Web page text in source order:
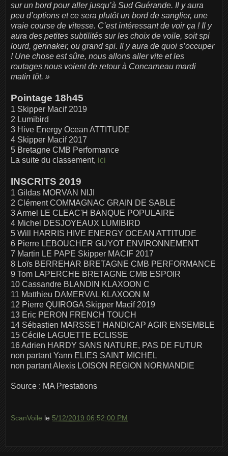
sur un bord pour aller jusqu’à Sud Guérande. Il y aura
peu d’options et ce sera plutôt un bord de sanglier, une
vraie course de vitesse. C’est intéressant de voir ça ! Il y
aura des petites subtilités sur les choix de voile, soit spi
lourd, gennaker, ou grand spi. Il y aura de quoi s’occuper
! Une chose est sûre, nous allons aller vite et les
routages nous voient de retour à Concarneau mardi
matin tôt. »
Pointage 18h45
1 Skipper Macif 2019
2 Lumibird
3 Hive Energy Ocean ATTITUDE
4 Skipper Macif 2017
5 Bretagne CMB Performance
La suite du classement, ici
INSCRITS 2019
1 Gildas MORVAN NIJI
2 Clément COMMAGNAC GRAIN DE SABLE
3 Armel LE CLEAC'H BANQUE POPULAIRE
4 Michel DESJOYEAUX LUMIBIRD
5 Will HARRIS HIVE ENERGY OCEAN ATTITUDE
6 Pierre LEBOUCHER GUYOT ENVIRONNEMENT
7 Martin LE PAPE Skipper MACIF 2017
8 Loïs BERREHAR BRETAGNE CMB PERFORMANCE
9 Tom LAPERCHE BRETAGNE CMB ESPOIR
10 Cassandre BLANDIN KLAXOON C
11 Matthieu DAMERVAL KLAXOON M
12 Pierre QUIROGA Skipper Macif 2019
13 Eric PERON FRENCH TOUCH
14 Sébastien MARSSET HANDICAP AGIR ENSEMBLE
15 Cécile LAGUETTE ECLISSE
16 Adrien HARDY SANS NATURE, PAS DE FUTUR
non partant Yann ELIES SAINT MICHEL
non partant Alexis LOISON REGION NORMANDIE
Source : MA Prestations
ScanVoile le 5/12/2019 06:52:00 PM